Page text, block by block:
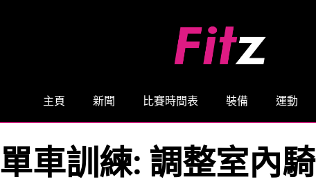
主頁 新聞 比賽時間表 裝備 運動
單車訓練: 調整室內